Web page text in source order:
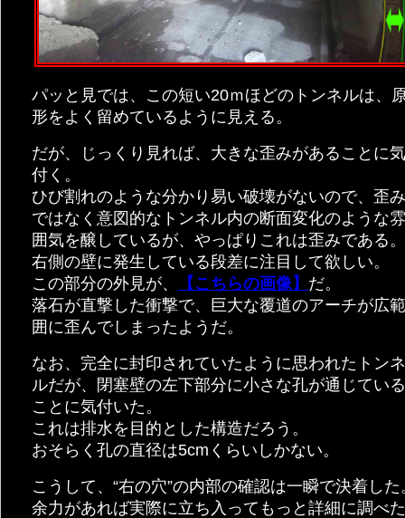
パッと見では、この短い20ｍほどのトンネルは、
形をよく留めているように見える。
だが、じっくり見れば、大きな歪みがあることに
付く。
ひび割れのような分かり易い破壊がないので、歪
ではなく意図的なトンネル内の断面変化のような
囲気を醸しているが、やっぱりこれは歪みである
右側の壁に発生している段差に注目して欲しい。
この部分の外見が、
【こちらの画像】 だ。
落石が直撃した衝撃で、巨大な覆道のアーチが広
囲に歪んでしまったようだ。
なお、完全に封印されていたように思われたトン
ルだが、閉塞壁の左下部分に小さな孔が通じてい
ことに気付いた。
これは排水を目的とした構造だろう。
おそらく孔の直径は5cmくらいしかない。
こうして、“右の穴”の内部の確認は一瞬で決着した
余力があれば実際に立ち入ってもっと詳細に調べ